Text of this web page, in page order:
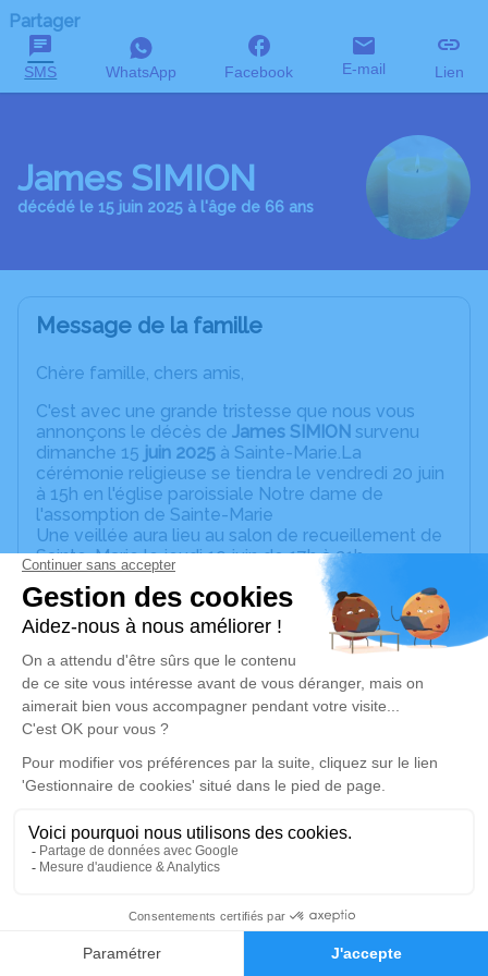
Faire-part Hommages
Partager
SMS WhatsApp Facebook E-mail Lien
James SIMION
décédé le 15 juin 2025 à l'âge de 66 ans
Message de la famille
Chère famille, chers amis,
C'est avec une grande tristesse que nous vous
annonçons le décès de James SIMION survenu
dimanche 15 juin 2025 à Sainte-Marie.La
cérémonie religieuse se tiendra le vendredi 20 juin
à 15h en l'église paroissiale Notre dame de
l'assomption de Sainte-Marie
Une veillée aura lieu au salon de recueillement de
Sainte-Marie le jeudi 19 juin de 17h à 21h
Nous vous invitons à utiliser cet espace pour
laisser vos condoléances, partager des photos
souvenirs, une anecdote ou exprimer vos pensées
à travers des poèmes ou des textes. Cet endroit
est un lieu d'expression dédié à honorer la
mémoire de James SIMION.
Un service de plantation d’arbre hommage est
disponible ici.
Information indisponible
Église Paroissiale Notre Dame de l'Assomption
de Sainte-Marie